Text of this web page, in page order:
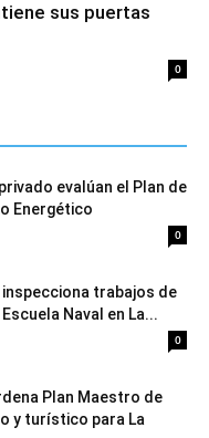
sus puertas
0
evalúan el Plan de
Energético
0
trabajos de
Naval en La...
0
Plan Maestro de
y turístico para La